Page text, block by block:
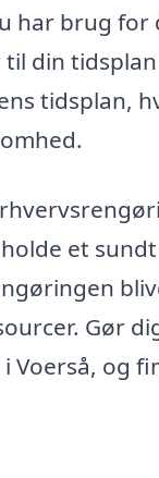
har brug
din
tidsplan,
et
Gør
og